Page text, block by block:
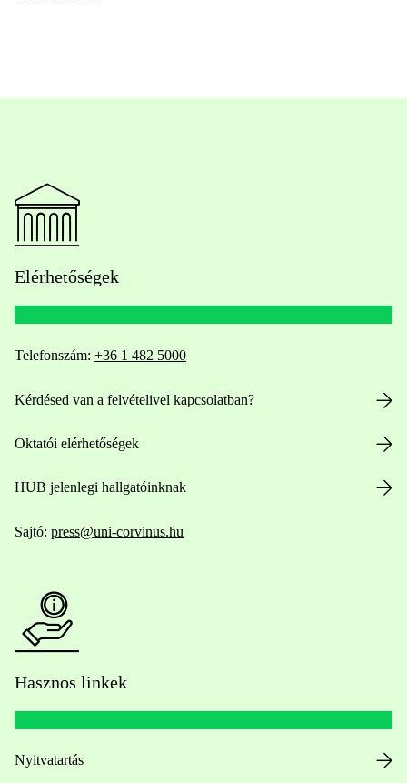
Elérhetőségek
Telefonszám: +36 1 482 5000
Kérdésed van a felvételivel kapcsolatban?
Oktatói elérhetőségek
HUB jelenlegi hallgatóinknak
Sajtó: press@uni-corvinus.hu
Hasznos linkek
Nyitvatartás